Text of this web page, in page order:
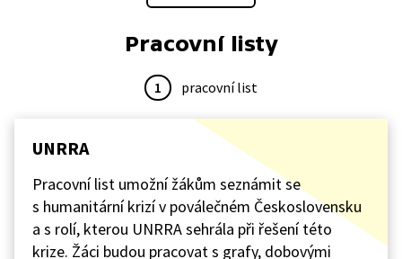
Pracovní listy
1 pracovní list
UNRRA
Pracovní list umožní žákům seznámit se
s humanitární krizí v poválečném Československu
a s rolí, kterou UNRRA sehrála při řešení této
krize. Žáci budou pracovat s grafy, dobovými